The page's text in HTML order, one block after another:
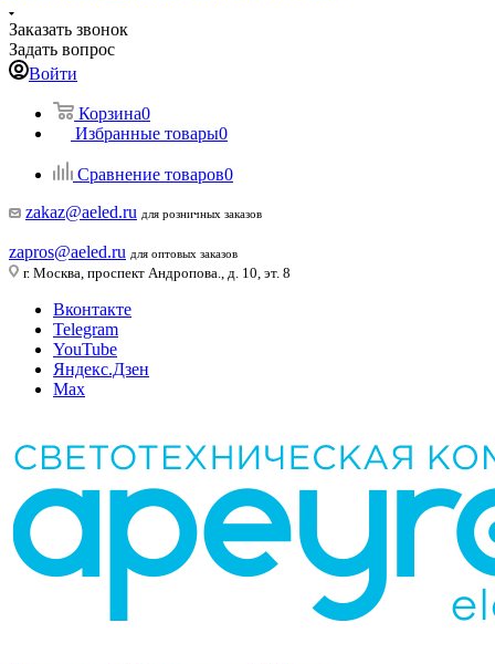
Заказать звонок
Задать вопрос
Войти
Корзина0
Избранные товары0
Сравнение товаров0
zakaz@aeled.ru для розничных заказов
zapros@aeled.ru для оптовых заказов
г. Москва, проспект Андропова., д. 10, эт. 8
Вконтакте
Telegram
YouTube
Яндекс.Дзен
Max